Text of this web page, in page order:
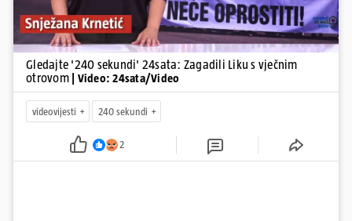
Gledajte '240 sekundi' 24sata: Zagadili Liku s vječnim
otrovom
| Video: 24sata/Video
videovijesti 240 sekundi
2